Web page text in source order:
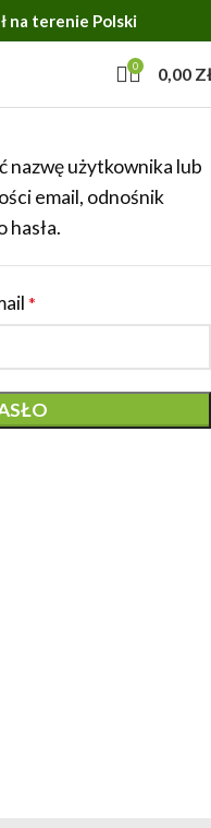
na terenie Polski
0 0,00
nazwę użytkownika lub
email, odnośnik
*